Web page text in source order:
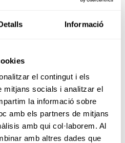
Informació
el contingut i els
mitjans socials i analitzar el
la informació sobre
amb els partners de mitjans
amb qui col·laborem. Al
amb altres dades que
, tot
que la inscripció s'ha
dia de la competició.
Aravell Andorra,
efectuar fins al
correu electrònic a
o bé trucant